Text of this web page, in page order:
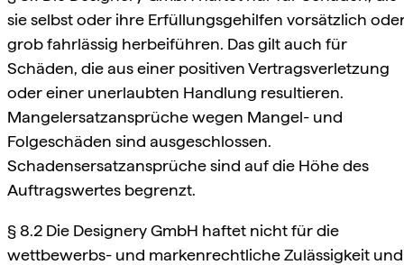
sie selbst oder ihre Erfüllungsgehilfen vorsätzlich
grob fahrlässig herbeiführen. Das gilt auch für
Schäden, die aus einer positiven Vertragsverletzung
oder einer unerlaubten Handlung resultieren.
Mangelersatzansprüche wegen Mangel- und
Folgeschäden sind ausgeschlossen.
Schadensersatzansprüche sind auf die Höhe des
Auftragswertes begrenzt.
§ 8.2 Die Designery GmbH haftet nicht für die
wettbewerbs- und markenrechtliche Zulässigkeit und